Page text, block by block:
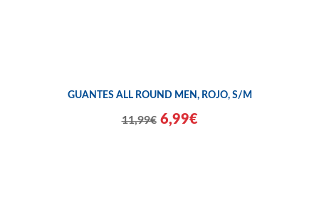
GUANTES ALL ROUND MEN, ROJO, S/M
11,99€ 6,99€